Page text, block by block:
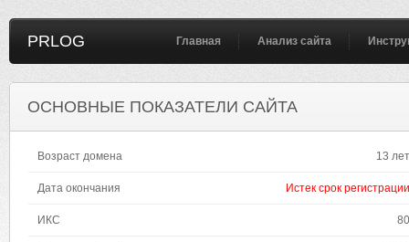
PRLOG Главная Анализ сайта
ОСНОВНЫЕ ПОКАЗАТЕЛИ САЙТА
Возраст домена 13 лет
Дата окончания Истек срок регистрации
ИКС 80